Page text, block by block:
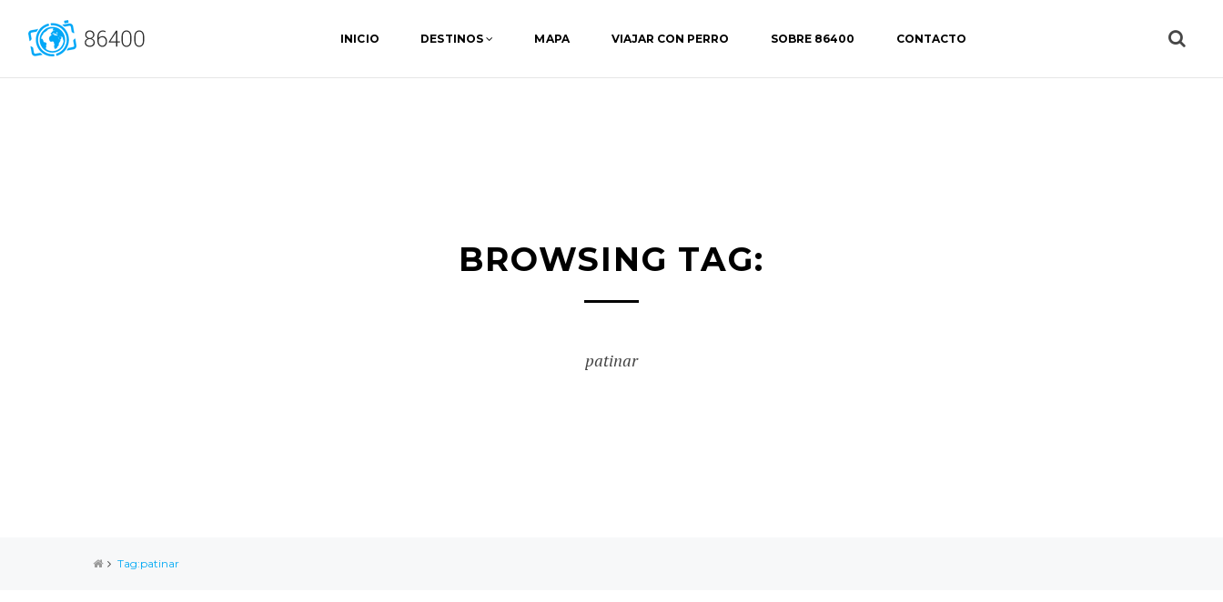
INICIO DESTINOS MAPA VIAJAR CON PERRO SOBRE 86400 CONTACTO
BROWSING TAG:
patinar
Tag:patinar